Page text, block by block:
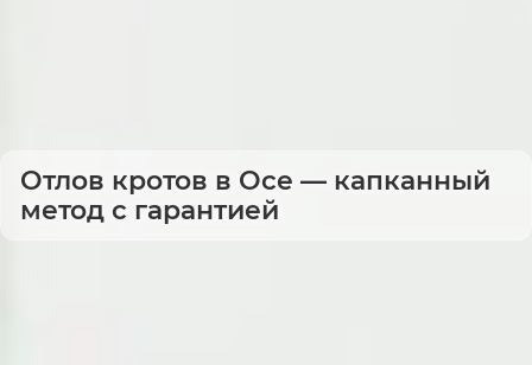
Отлов кротов в Осе — капканный
метод с гарантией